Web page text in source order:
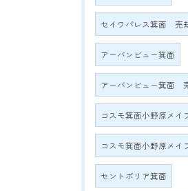
セイワパレス箕面 売
アーバンビュー箕面
アーバンビュー箕面
コスモ箕面小野原メイ
コスモ箕面小野原メ
セントポリア箕面